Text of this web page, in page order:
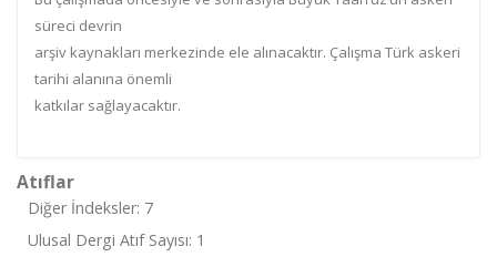
süreci devrin
arşiv kaynakları merkezinde ele alınacaktır. Çalışma Türk askeri
tarihi alanına önemli
katkılar sağlayacaktır.
Atıflar
Diğer İndeksler: 7
Ulusal Dergi Atıf Sayısı: 1